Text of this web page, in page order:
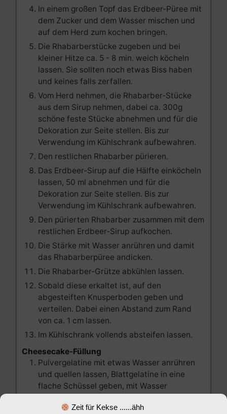
Zeit für Kekse ......ähh
In einem großen Topf das Erdbeer-Püree mit
dem Zucker und dem Wasser mischen und
auf dem Herd zum kochen bringen.
Die Rhabarberstücke zugeben und bei
kleiner Hitze ca. 5 - 8 min. weich köcheln
lassen. Sie sollten noch etwas Biss haben
und keines falls zerfallen.
Vom Herd nehmen, die Rhabarber-Stücke
aus dem Sirup nehmen, dabei ca. 300g
schöne feste Stücke abnehmen und für die
Dekoration zur Seite stellen. Bis zur
Verwendung im Kühlschrank aufbewahren.
Den restlichen Rhabarber pürieren.
Das Erdbeer-Sirup auf die Hälfte einköcheln
lassen, 50 ml abnehmen und für die
Dekoration zur Seite stellen. Bis zur
Verwendung im Kühlschrank aufbewahren.
Den pürierten Rhabarber zusammen mit dem
restlichen Erdbeer-Sirup aufkochen.
Die Stärke mit Wasser anrühren und damit
das Rhabarberpüree andicken.
Die Rhabarber-Grütze abkühlen lassen.
Sobald diese erkaltet ist, auf den
abgesteiften Knusperboden geben und
verteilen. Dabei einen Abstand zum Rand
von ca. 1 cm lassen.
Im Kühlschrank vollends absteifen lassen.
Cheesecake-Füllung
Pulvergelatine mit etwas Wasser anrühren
und quellen lassen, Blattgelatine in eine
flache Schüssel geben, mit Wasser
450 ml der Milch in einen großen Topf gießen